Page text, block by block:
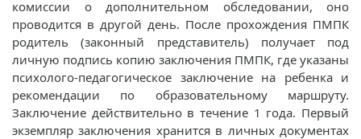
комиссии о дополнительном обследовании, оно
проводится в другой день. После прохождения ПМПК
родитель (законный представитель) получает под
личную подпись копию заключения ПМПК, где указаны
психолого-педагогическое заключение на ребенка и
рекомендации по образовательному маршруту.
Заключение действительно в течение 1 года. Первый
экземпляр заключения хранится в личных документах